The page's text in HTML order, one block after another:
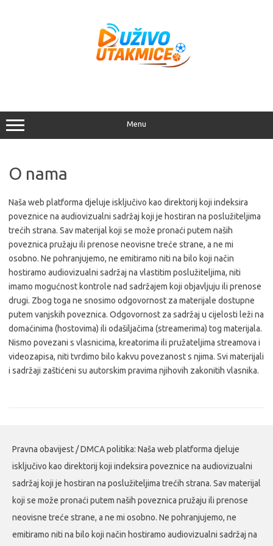
Menu
O nama
Naša web platforma djeluje isključivo kao direktorij koji indeksira
poveznice na audiovizualni sadržaj koji je hostiran na poslužiteljima
trećih strana. Sav materijal koji se može pronaći putem naših
poveznica pružaju ili prenose neovisne treće strane, a ne mi
osobno. Ne pohranjujemo, ne emitiramo niti na bilo koji način
hostiramo audiovizualni sadržaj na vlastitim poslužiteljima, niti
imamo mogućnost kontrole nad sadržajem koji objavljuju ili prenose
drugi. Zbog toga ne snosimo odgovornost za materijale dostupne
putem vanjskih poveznica. Odgovornost za sadržaj u cijelosti leži na
domaćinima (hostovima) ili odašiljačima (streamerima) tog materijala.
Nismo povezani s vlasnicima, kreatorima ili pružateljima streamova i
videozapisa, niti tvrdimo bilo kakvu povezanost s njima. Svi materijali
i sadržaji zaštićeni su autorskim pravima njihovih zakonitih vlasnika.
Pravna obavijest / DMCA politika: Naša web platforma djeluje
isključivo kao direktorij koji indeksira poveznice na audiovizualni
sadržaj koji je hostiran na poslužiteljima trećih strana. Sav materijal
koji se može pronaći putem naših poveznica pružaju ili prenose
neovisne treće strane, a ne mi osobno. Ne pohranjujemo, ne
emitiramo niti na bilo koji način hostiramo audiovizualni sadržaj na